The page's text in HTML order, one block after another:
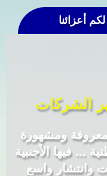
أعزائنا
الشركات
معروفة ومشهورة
... فيها الأجنبية
وانتشار واسع